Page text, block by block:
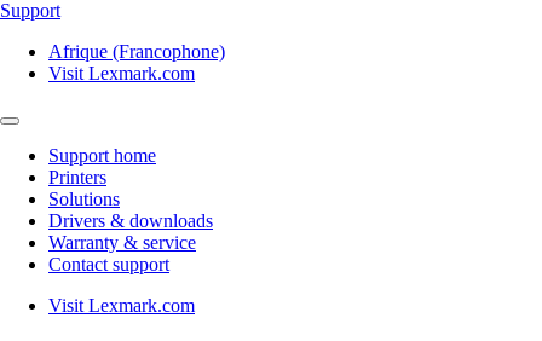
Support
Afrique (Francophone)
Visit Lexmark.com
Support home
Printers
Solutions
Drivers & downloads
Warranty & service
Contact support
Visit Lexmark.com